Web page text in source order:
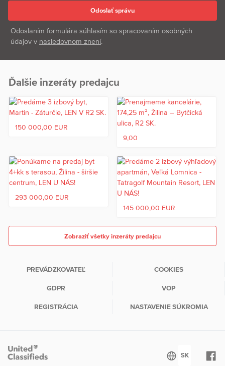
Odoslaním formulára súhlasím so spracovaním osobných
údajov v nasledovnom znení.
Ďalšie inzeráty predajcu
150 000,00 EUR
9,00
293 000,00 EUR
145 000,00 EUR
Zobraziť všetky inzeráty predajcu
PREVÁDZKOVATEĽ COOKIES
GDPR VOP
REGISTRÁCIA NASTAVENIE SÚKROMIA